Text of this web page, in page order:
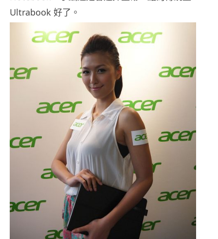
Ultrabook 好了。